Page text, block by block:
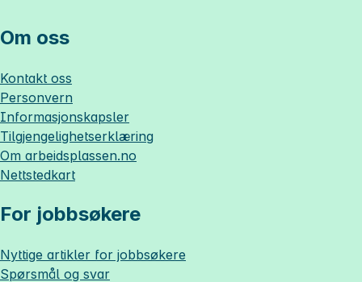
Om oss
Kontakt oss
Personvern
Informasjonskapsler
Tilgjengelighetserklæring
Om arbeidsplassen.no
Nettstedkart
For jobbsøkere
Nyttige artikler for jobbsøkere
Spørsmål og svar